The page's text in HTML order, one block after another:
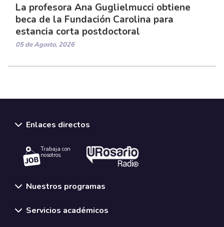
La profesora Ana Guglielmucci obtiene
beca de la Fundación Carolina para
estancia corta postdoctoral
05 de Agosto, 2026
Enlaces directos
Trabaja con
nosotros.
Nuestros programas
Servicios académicos